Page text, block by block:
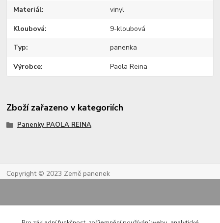
Materiál vinyl
Kloubová 9-kloubová
Typ panenka
Výrobce Paola Reina
Zboží zařazeno v kategoriích
Panenky PAOLA REINA
Copyright © 2023 Země panenek